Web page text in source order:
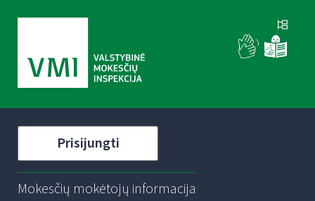
Prisijungti
Mokesčių mokėtojų informacija